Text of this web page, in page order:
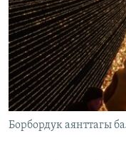
АЗАТТЫК+
ЫҢГАЙСЫЗ СУРООЛОР
ЭЕ/АРнун бардык
Борбордук аянттагы